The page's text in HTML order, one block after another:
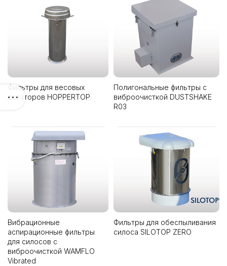
Фильтры для весовых
дозаторов HOPPERTOP
Полигональные фильтры с
виброочисткой DUSTSHAKE
R03
Вибрационные
аспирационные фильтры
для силосов с
виброочисткой WAMFLO
Vibrated
Фильтры для обеспыливания
силоса SILOTOP ZERO